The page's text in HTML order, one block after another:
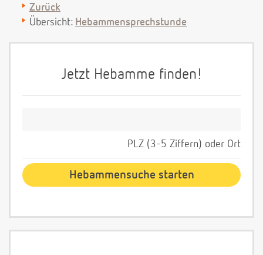
Zurück
Übersicht: Hebammensprechstunde
Jetzt Hebamme finden!
PLZ (3-5 Ziffern) oder Ort